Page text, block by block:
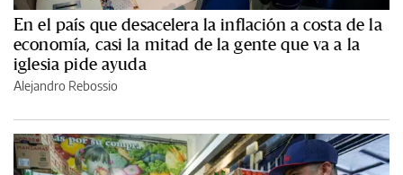
En el país que desacelera la inflación a costa de la
economía, casi la mitad de la gente que va a la
iglesia pide ayuda
Alejandro Rebossio